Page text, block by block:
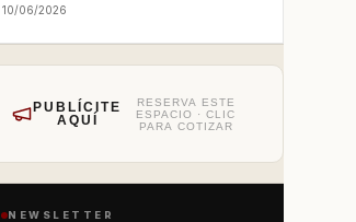
10/06/2026
PUBLÍCITE
AQUÍ
RESERVA ESTE
ESPACIO · CLIC
PARA COTIZAR
NEWSLETTER